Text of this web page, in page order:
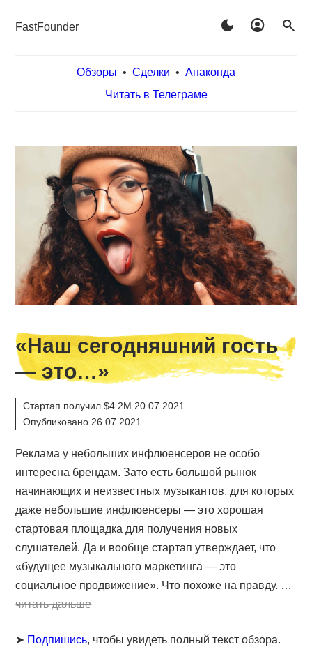
FastFounder dark_mode account_circle search
Обзоры • Сделки • Анаконда
Читать в Телеграме
«Наш сегодняшний гость
— это…»
Стартап получил $4.2M 20.07.2021
Опубликовано 26.07.2021
Реклама у небольших инфлюенсеров не особо
интересна брендам. Зато есть большой рынок
начинающих и неизвестных музыкантов, для которых
даже небольшие инфлюенсеры — это хорошая
стартовая площадка для получения новых
слушателей. Да и вообще стартап утверждает, что
«будущее музыкального маркетинга — это
социальное продвижение». Что похоже на правду. …
читать дальше
➤ Подпишись, чтобы увидеть полный текст обзора.